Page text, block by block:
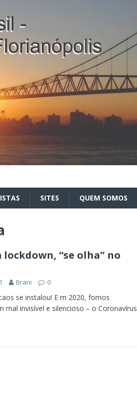
SITES QUEM SOMOS
“se olha” no
Brani 0
se instalou! E m 2020, fomos
mal invisível e silencioso – o Coronavírus